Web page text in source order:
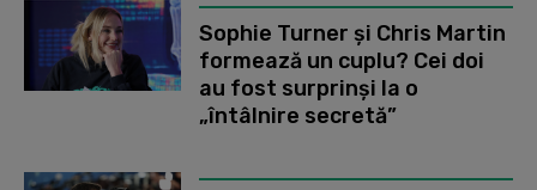
Sophie Turner și Chris Martin
formează un cuplu? Cei doi
au fost surprinși la o
„întâlnire secretă”